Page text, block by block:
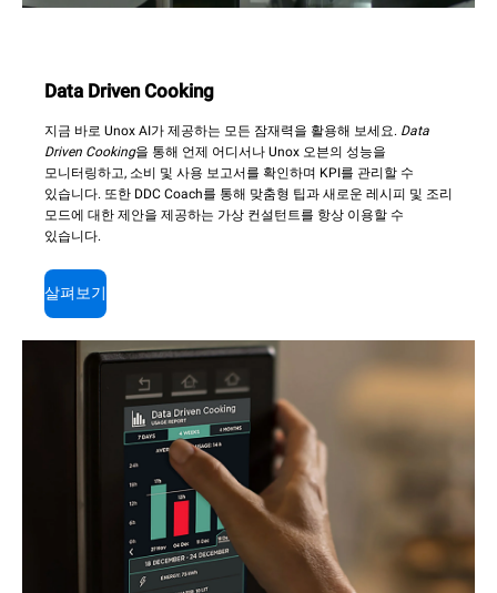
Data Driven Cooking
지금 바로 Unox AI가 제공하는 모든 잠재력을 활용해 보세요. Data
Driven Cooking을 통해 언제 어디서나 Unox 오븐의 성능을
모니터링하고, 소비 및 사용 보고서를 확인하며 KPI를 관리할 수
있습니다. 또한 DDC Coach를 통해 맞춤형 팁과 새로운 레시피 및 조리
모드에 대한 제안을 제공하는 가상 컨설턴트를 항상 이용할 수
있습니다.
살펴보기